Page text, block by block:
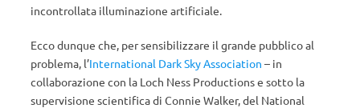
incontrollata illuminazione artificiale.
Ecco dunque che, per sensibilizzare il grande pubblico al
problema, l’International Dark Sky Association – in
collaborazione con la Loch Ness Productions e sotto la
supervisione scientifica di Connie Walker, del National